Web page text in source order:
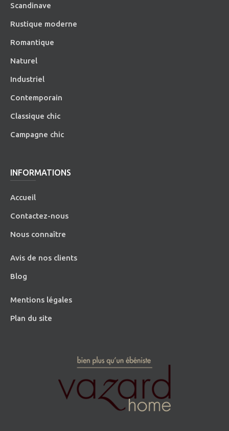
Scandinave
Rustique moderne
Romantique
Naturel
Industriel
Contemporain
Classique chic
Campagne chic
INFORMATIONS
Accueil
Contactez-nous
Nous connaître
Avis de nos clients
Blog
Mentions légales
Plan du site